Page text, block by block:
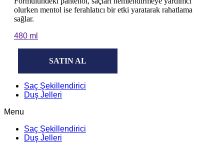
olurken mentol ise ferahlatıcı bir etki yaratarak rahatlama
sağlar.
480 ml
SATIN AL
Saç Şekillendirici
Duş Jelleri
Menu
Saç Şekillendirici
Duş Jelleri